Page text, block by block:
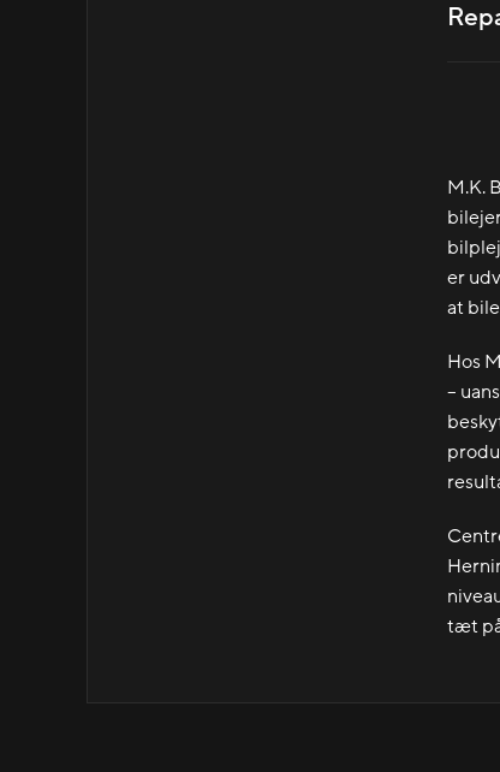
M.K.
er
at
Hos
–
tæt